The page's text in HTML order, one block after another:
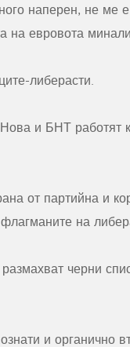
наперен, не ме
на евровота
либерасти.
и БНТ работят
от партийна и
на
черни
и органично